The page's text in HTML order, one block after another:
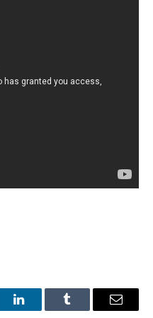
LinkedInTumblr Email